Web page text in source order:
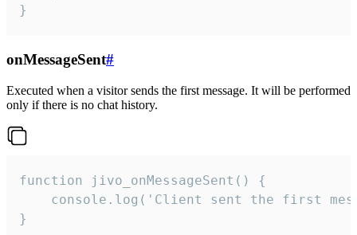
}
onMessageSent#
Executed when a visitor sends the first message. It will be performed
only if there is no chat history.
function jivo_onMessageSent() {
console.log('Client sent the first
}